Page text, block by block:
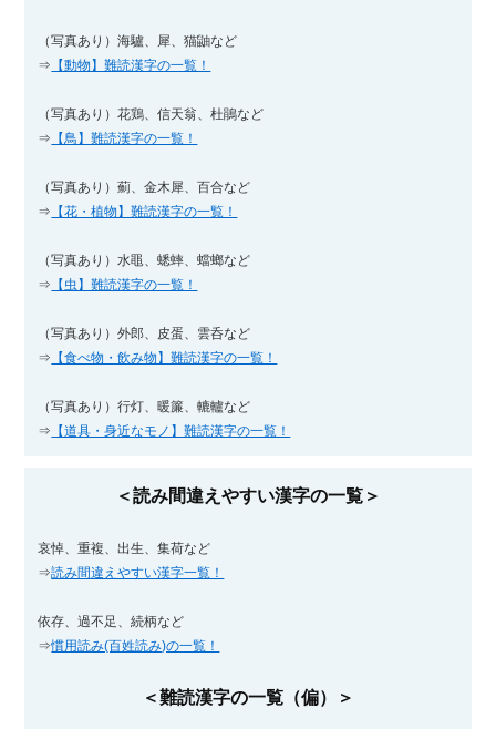
（写真あり）海驢、犀、猫鼬など
⇒
【動物】難読漢字の一覧！
（写真あり）花鶏、信天翁、杜鵑など
⇒
【鳥】難読漢字の一覧！
（写真あり）薊、金木犀、百合など
⇒
【花・植物】難読漢字の一覧！
（写真あり）水黽、蟋蟀、蟷螂など
⇒
【虫】難読漢字の一覧！
（写真あり）外郎、皮蛋、雲呑など
⇒
【食べ物・飲み物】難読漢字の一覧！
（写真あり）行灯、暖簾、轆轤など
⇒
【道具・身近なモノ】難読漢字の一覧！
＜読み間違えやすい漢字の一覧＞
哀悼、重複、出生、集荷など
⇒読み間違えやすい漢字一覧！
依存、過不足、続柄など
⇒慣用読み(百姓読み)の一覧！
＜難読漢字の一覧（偏）＞